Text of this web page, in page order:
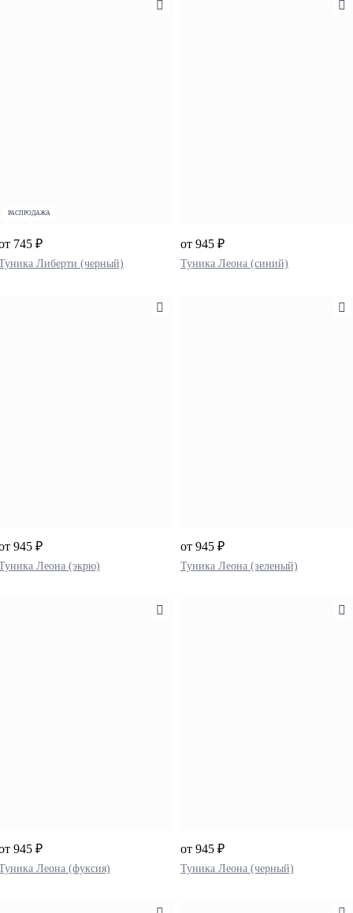
РАСПРОДАЖА
Либерти (черный)
745 ₽
Туника Леона (синий)
от 945 ₽
Леона (экрю)
945 ₽
Туника Леона (зеленый)
от 945 ₽
Леона (фуксия)
945 ₽
Туника Леона (черный)
от 945 ₽